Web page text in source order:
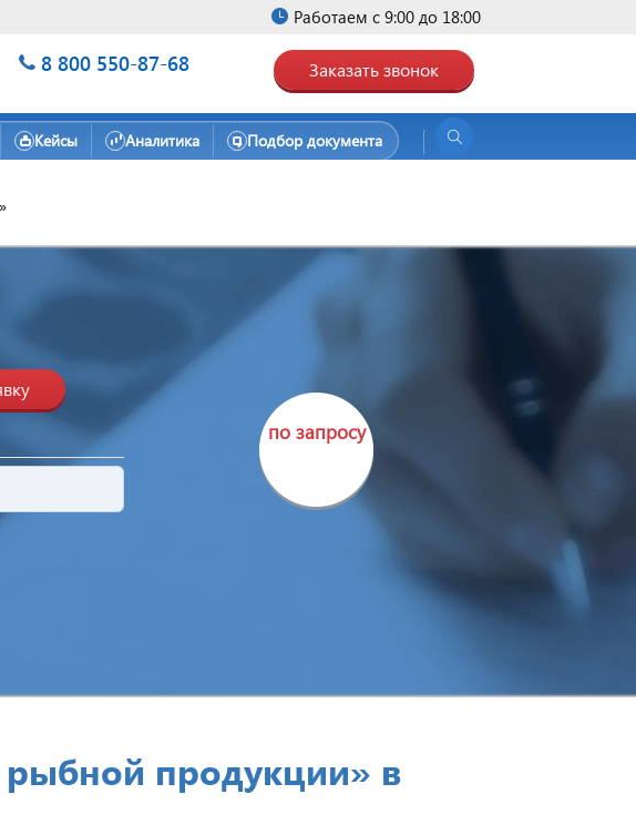
Работаем с 9:00 до 18:00
8 800 550-87-68 Заказать звонок
Кейсы Аналитика Подбор документа
по запросу
продукции» в